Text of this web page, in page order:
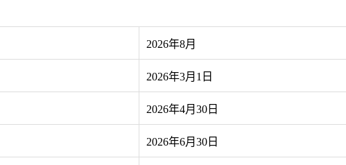
2026年8月
2026年3月1日
2026年4月30日
2026年6月30日